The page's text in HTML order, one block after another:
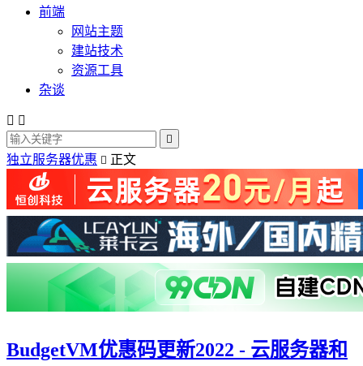
前端
网站主题
建站技术
资源工具
杂谈
 

独立服务器优惠  正文
BudgetVM优惠码更新2022 - 云服务器和